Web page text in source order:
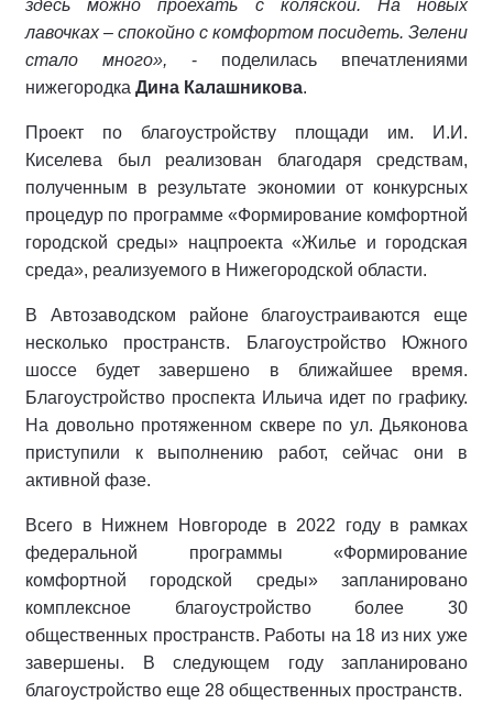
здесь можно проехать с коляской. На новых
лавочках – спокойно с комфортом посидеть. Зелени
стало много», - поделилась впечатлениями
нижегородка Дина Калашникова.
Проект по благоустройству площади им. И.И.
Киселева был реализован благодаря средствам,
полученным в результате экономии от конкурсных
процедур по программе «Формирование комфортной
городской среды» нацпроекта «Жилье и городская
среда», реализуемого в Нижегородской области.
В Автозаводском районе благоустраиваются еще
несколько пространств. Благоустройство Южного
шоссе будет завершено в ближайшее время.
Благоустройство проспекта Ильича идет по графику.
На довольно протяженном сквере по ул. Дьяконова
приступили к выполнению работ, сейчас они в
активной фазе.
Всего в Нижнем Новгороде в 2022 году в рамках
федеральной программы «Формирование
комфортной городской среды» запланировано
комплексное благоустройство более 30
общественных пространств. Работы на 18 из них уже
завершены. В следующем году запланировано
благоустройство еще 28 общественных пространств.